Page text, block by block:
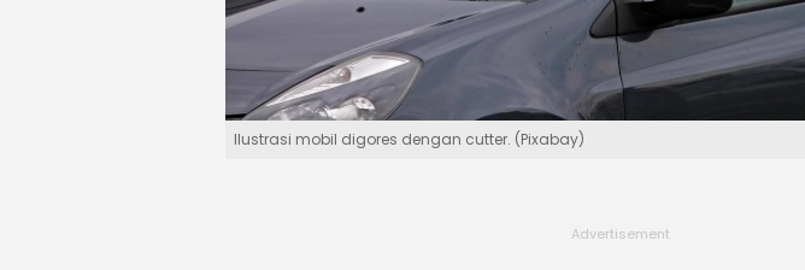
Ilustrasi mobil digores dengan cutter. (Pixabay)